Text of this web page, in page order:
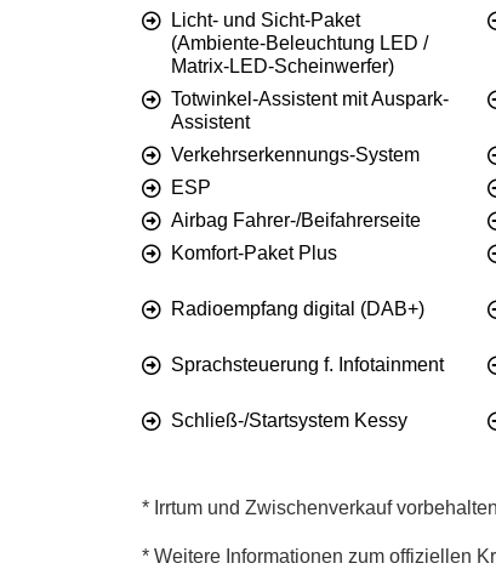
Licht- und Sicht-Paket
(Ambiente-Beleuchtung LED /
Matrix-LED-Scheinwerfer)
Totwinkel-Assistent mit Auspark-
Assistent
Verkehrserkennungs-System
ESP
Airbag Fahrer-/Beifahrerseite
Komfort-Paket Plus
Radioempfang digital (DAB+)
Sprachsteuerung f. Infotainment
Schließ-/Startsystem Kessy
* Irrtum und Zwischenverkauf
* Weitere Informationen zum offiziellen